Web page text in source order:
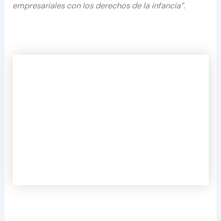
empresariales con los derechos de la infancia”.